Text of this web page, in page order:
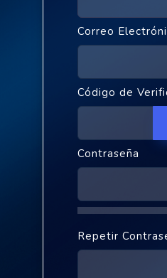
Correo
Código de
Contraseña
Repetir